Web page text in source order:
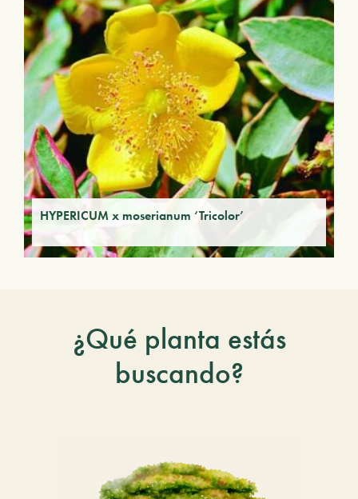
HYPERICUM x moserianum ‘Tricolor’
¿Qué planta estás
buscando?